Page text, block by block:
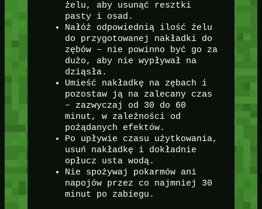
żelu, aby usunąć resztki
pasty i osad.
Nałóż odpowiednią ilość żelu
do przygotowanej nakładki do
zębów – nie powinno być go za
dużo, aby nie wypływał na
dziąsła.
Umieść nakładkę na zębach i
pozostaw ją na zalecany czas
– zazwyczaj od 30 do 60
minut, w zależności od
pożądanych efektów.
Po upływie czasu użytkowania,
usuń nakładkę i dokładnie
opłucz usta wodą.
Nie spożywaj pokarmów ani
napojów przez co najmniej 30
minut po zabiegu.